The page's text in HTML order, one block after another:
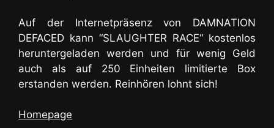
Auf der Internetpräsenz von DAMNATION
DEFACED kann “SLAUGHTER RACE“ kostenlos
heruntergeladen werden und für wenig Geld
auch als auf 250 Einheiten limitierte Box
erstanden werden. Reinhören lohnt sich!
Homepage